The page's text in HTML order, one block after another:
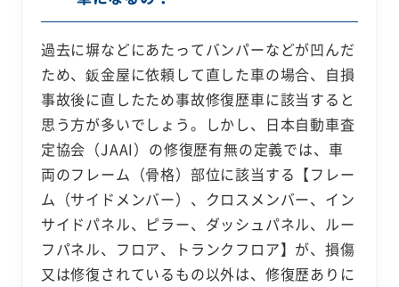
過去に塀などにあたってバンパーなどが凹んだ
ため、鈑金屋に依頼して直した車の場合、自損
事故後に直したため事故修復歴車に該当すると
思う方が多いでしょう。しかし、日本自動車査
定協会（JAAI）の修復歴有無の定義では、車
両のフレーム（骨格）部位に該当する【フレー
ム（サイドメンバー）、クロスメンバー、イン
サイドパネル、ピラー、ダッシュパネル、ルー
フパネル、フロア、トランクフロア】が、損傷
又は修復されているもの以外は、修復歴ありに